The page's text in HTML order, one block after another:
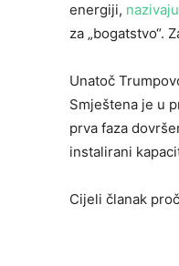
energiji,
za „bogatstvo“.
Unatoč
Smještena je u
prva faza
instalirani
Cijeli članak